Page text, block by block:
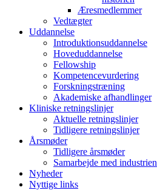
Æresmedlemmer
Vedtægter
Uddannelse
Introduktionsuddannelse
Hoveduddannelse
Fellowship
Kompetencevurdering
Forskningstræning
Akademiske afhandlinger
Kliniske retningslinjer
Aktuelle retningslinjer
Tidligere retningslinjer
Årsmøder
Tidligere årsmøder
Samarbejde med industrien
Nyheder
Nyttige links